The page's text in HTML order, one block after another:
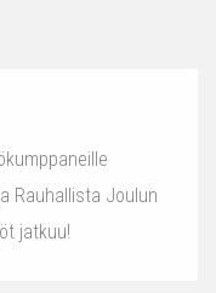
Rauhallista Joulun
jatkuu!